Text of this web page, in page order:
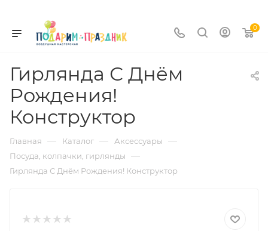
0
Гирлянда С Днём
Рождения!
Конструктор
Главная — Каталог — Аксессуары —
Посуда, колпачки, гирлянды —
Гирлянда С Днём Рождения! Конструктор